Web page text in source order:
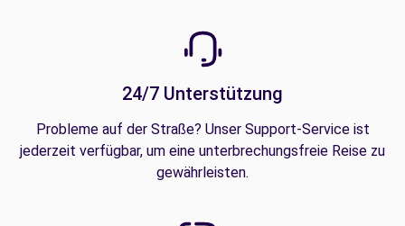
24/7 Unterstützung
Probleme auf der Straße? Unser Support-Service ist
jederzeit verfügbar, um eine unterbrechungsfreie Reise zu
gewährleisten.